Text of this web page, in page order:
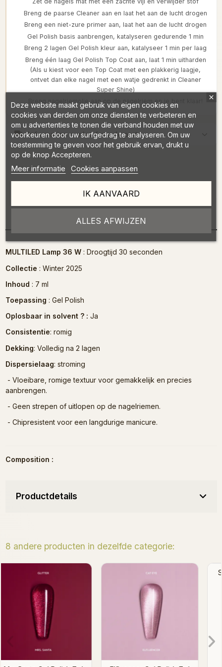
Breng de paarse Cleaner aan en laat het aan de lucht drogen
Breng een niet-zure primer aan, laat het aan de lucht drogen
Gel Polish basis aanbrengen, katalyseren gedurende 1 min
Breng 2 lagen Gel Polish kleur aan, katalyseer 1 min per laag
Breng één laag Gel Polish Top Coat aan, laat 1 min uitharden
(Als u kiest voor een Top Coat met een plakkerig laagje,
ontvet dan elke nagel met een watje gedrenkt in Cleaner
Super Shine)
Breng nagelriemolie aan op de nagelriem en je bent klaar!
Information sur les frais de port
MULTILED Lamp 36 W: Droogtijd 30 seconden
Collectie : Winter 2025
Inhoud : 7 ml
Toepassing : Gel Polish
Oplosbaar in solvent ? : Ja
Consistentie: romig
Dekking: Volledig na 2 lagen
Dispersielaag: stroming
- Vloeibare, romige textuur voor gemakkelijk en precies
aanbrengen.
- Geen strepen of uitlopen op de nagelriemen.
- Chipresistent voor een langdurige manicure.
Composition :
Productdetails
8 andere producten in dezelfde categorie:
Santagonista Gel Polish
Pop That Cherry Gel
Polish 7ml
Deze website maakt gebruik van eigen cookies en
cookies van derden om onze diensten te verbeteren en
om u advertenties te tonen die verband houden met uw
voorkeuren door uw surfgedrag te analyseren. Om uw
toestemming te geven voor het gebruik ervan, drukt u
op de knop Accepteren.
Meer informatie Cookies aanpassen
ALLES AFWIJZEN
IK AANVAARD